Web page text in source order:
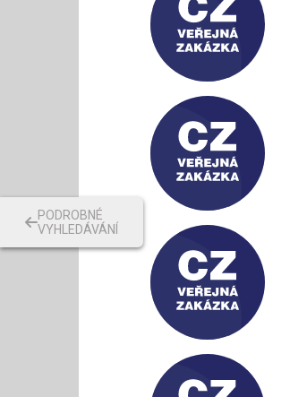
PODROBNÉ
VYHLEDÁVÁNÍ